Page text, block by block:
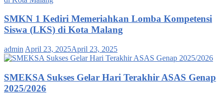
SMKN 1 Kediri Memeriahkan Lomba Kompetensi
Siswa (LKS) di Kota Malang
admin April 23, 2025April 23, 2025
SMEKSA Sukses Gelar Hari Terakhir ASAS Genap
2025/2026